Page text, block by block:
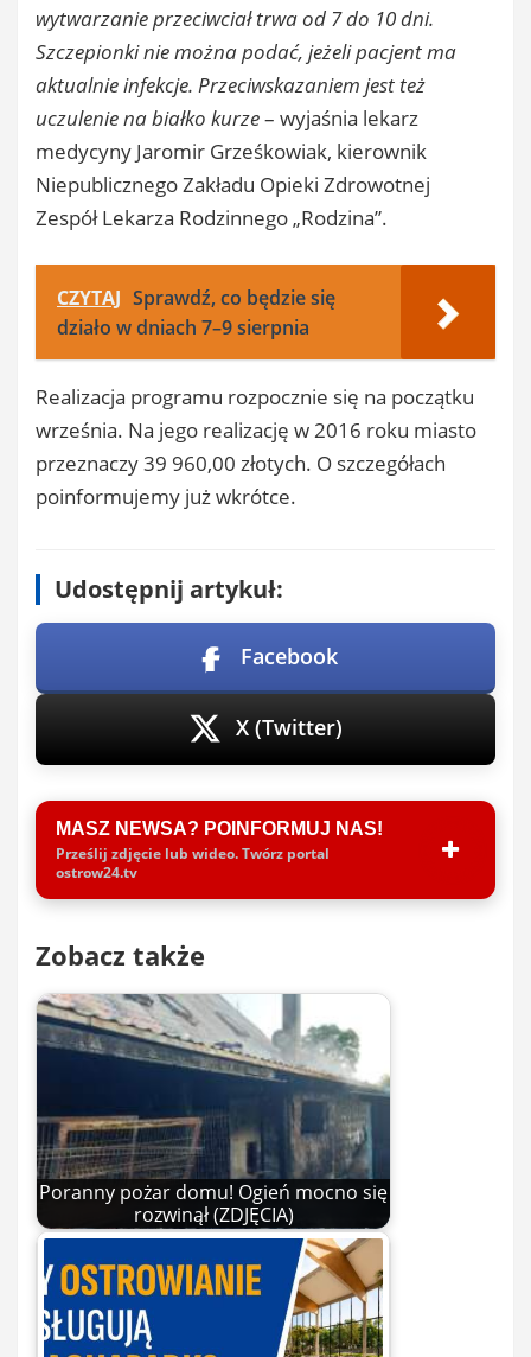
wytwarzanie przeciwciał trwa od 7 do 10 dni.
Szczepionki nie można podać, jeżeli pacjent ma
aktualnie infekcje. Przeciwskazaniem jest też
uczulenie na białko kurze– wyjaśnia lekarz
medycyny Jaromir Grześkowiak, kierownik
Niepublicznego Zakładu Opieki Zdrowotnej
Zespół Lekarza Rodzinnego „Rodzina”.
CZYTAJ Sprawdź, co będzie się
działo w dniach 7–9 sierpnia
Realizacja programu rozpocznie się na początku
września. Na jego realizację w 2016 roku miasto
przeznaczy 39 960,00 złotych. O szczegółach
poinformujemy już wkrótce.
Udostępnij artykuł:
Facebook
X (Twitter)
MASZ NEWSA? POINFORMUJ NAS!
Prześlij zdjęcie lub wideo. Twórz portal
ostrow24.tv
Zobacz także
Poranny pożar domu! Ogień mocno się
rozwinął (ZDJĘCIA)